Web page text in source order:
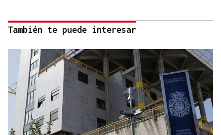
También te puede interesar